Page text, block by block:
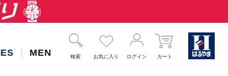
MEN 検索 お気に入り ログイン カート